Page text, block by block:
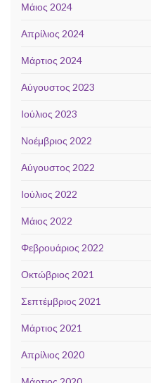
Μάιος 2024
Απρίλιος 2024
Μάρτιος 2024
Αύγουστος 2023
Ιούλιος 2023
Νοέμβριος 2022
Αύγουστος 2022
Ιούλιος 2022
Μάιος 2022
Φεβρουάριος 2022
Οκτώβριος 2021
Σεπτέμβριος 2021
Μάρτιος 2021
Απρίλιος 2020